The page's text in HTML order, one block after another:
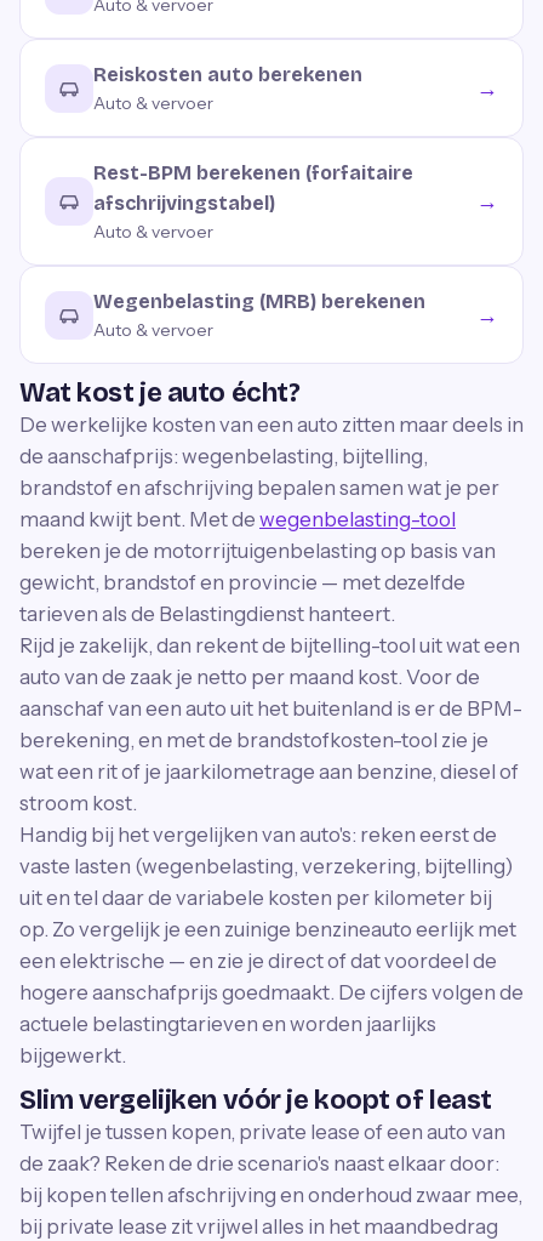
Auto & vervoer
Reiskosten auto berekenen
Auto & vervoer
→
Rest-BPM berekenen (forfaitaire
afschrijvingstabel)
Auto & vervoer
→
Wegenbelasting (MRB) berekenen
Auto & vervoer
→
Wat kost je auto écht?
De werkelijke kosten van een auto zitten maar deels in
de aanschafprijs: wegenbelasting, bijtelling,
brandstof en afschrijving bepalen samen wat je per
maand kwijt bent. Met de wegenbelasting-tool
bereken je de motorrijtuigenbelasting op basis van
gewicht, brandstof en provincie — met dezelfde
tarieven als de Belastingdienst hanteert.
Rijd je zakelijk, dan rekent de bijtelling-tool uit wat een
auto van de zaak je netto per maand kost. Voor de
aanschaf van een auto uit het buitenland is er de BPM-
berekening, en met de brandstofkosten-tool zie je
wat een rit of je jaarkilometrage aan benzine, diesel of
stroom kost.
Handig bij het vergelijken van auto's: reken eerst de
vaste lasten (wegenbelasting, verzekering, bijtelling)
uit en tel daar de variabele kosten per kilometer bij
op. Zo vergelijk je een zuinige benzineauto eerlijk met
een elektrische — en zie je direct of dat voordeel de
hogere aanschafprijs goedmaakt. De cijfers volgen de
actuele belastingtarieven en worden jaarlijks
bijgewerkt.
Slim vergelijken vóór je koopt of least
Twijfel je tussen kopen, private lease of een auto van
de zaak? Reken de drie scenario's naast elkaar door:
bij kopen tellen afschrijving en onderhoud zwaar mee,
bij private lease zit vrijwel alles in het maandbedrag